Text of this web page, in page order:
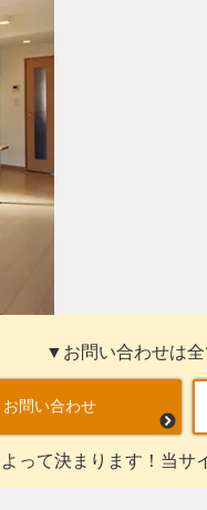
▼お問い合わせは
問い合わせ
って決まります！当サ